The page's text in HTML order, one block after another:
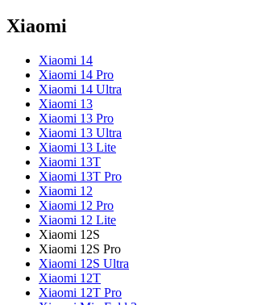
Xiaomi
Xiaomi 14
Xiaomi 14 Pro
Xiaomi 14 Ultra
Xiaomi 13
Xiaomi 13 Pro
Xiaomi 13 Ultra
Xiaomi 13 Lite
Xiaomi 13T
Xiaomi 13T Pro
Xiaomi 12
Xiaomi 12 Pro
Xiaomi 12 Lite
Xiaomi 12S
Xiaomi 12S Pro
Xiaomi 12S Ultra
Xiaomi 12T
Xiaomi 12T Pro